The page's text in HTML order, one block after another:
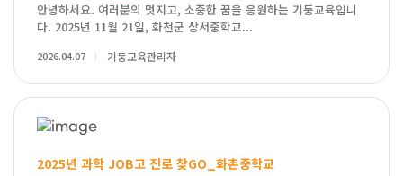
안녕하세요. 여러분의 멋지고, 소중한 꿈을 응원하는 기둥교육입니
다. 2025년 11월 21일, 화천군 상서중학교...
2026.04.07 기둥교육관리자
2025년 과학 JOB고 진로 찾GO_화촌중학교